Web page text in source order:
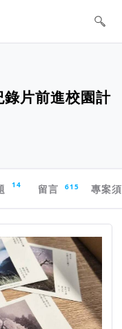
| 台灣最值得信賴的群眾
平台
錄片前進校園計
14 留言 615 專案